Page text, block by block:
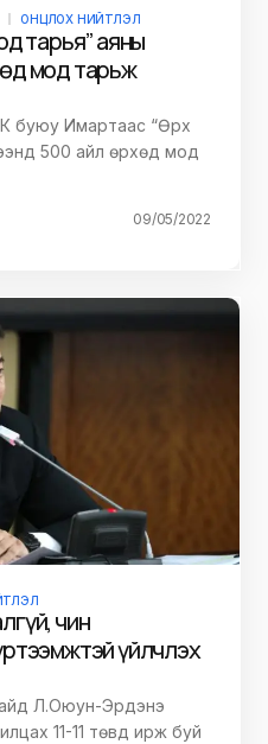
ОНЦЛОХ НИЙТЛЭЛ
тарья” аяны
мод тарьж
буюу Имартаас “Өрх
500 айл өрхөд мод
09/05/2022
чин
үйлчлэх
Л.Оюун-Эрдэнэ
11-11 төвд ирж буй